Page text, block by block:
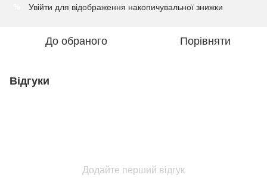
Увійти для відображення накопичувальної знижки
До обраного Порівняти
Відгуки
Додайте перший відгук